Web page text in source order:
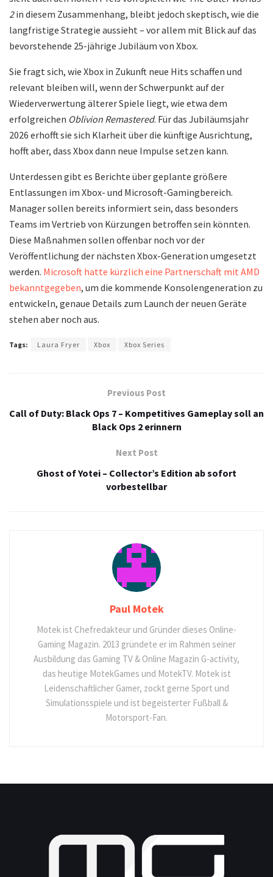
2in diesem Zusammenhang, bleibt jedoch skeptisch, wie die
langfristige Strategie aussieht – vor allem mit Blick auf das
bevorstehende 25-jährige Jubiläum von Xbox.
Sie fragt sich, wie Xbox in Zukunft neue Hits schaffen und
relevant bleiben will, wenn der Schwerpunkt auf der
Wiederverwertung älterer Spiele liegt, wie etwa dem
erfolgreichen Oblivion Remastered. Für das Jubiläumsjahr
2026 erhofft sie sich Klarheit über die künftige Ausrichtung,
hofft aber, dass Xbox dann neue Impulse setzen kann.
Unterdessen gibt es Berichte über geplante größere
Entlassungen im Xbox- und Microsoft-Gamingbereich.
Manager sollen bereits informiert sein, dass besonders
Teams im Vertrieb von Kürzungen betroffen sein könnten.
Diese Maßnahmen sollen offenbar noch vor der
Veröffentlichung der nächsten Xbox-Generation umgesetzt
werden. Microsoft hatte kürzlich eine Partnerschaft mit AMD
bekanntgegeben, um die kommende Konsolengeneration zu
entwickeln, genaue Details zum Launch der neuen Geräte
stehen aber noch aus.
Tags: Laura Fryer Xbox Xbox Series
Previous Post
Call of Duty: Black Ops 7 – Kompetitives Gameplay soll an
Black Ops 2 erinnern
Next Post
Ghost of Yotei – Collector’s Edition ab sofort
vorbestellbar
Paul Motek
Motek ist Chefredakteur und Gründer dieses Online-
Gaming Magazin. 2013 gründete er im Rahmen seiner
Ausbildung das Gaming TV & Online Magazin G-activity,
das heutige MotekGames und MotekTV. Motek ist
Leidenschaftlicher Gamer, zockt gerne Sport und
Simulationsspiele und ist begeisterter Fußball &
Motorsport-Fan.